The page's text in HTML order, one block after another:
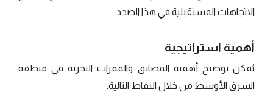
الاتجاهات المستقبلية في هذا الصدد.
أهمية استراتيجية
يُمكن توضيح أهمية المضايق والممرات البحرية في منطقة
الشرق الأوسط من خلال النقاط التالية: